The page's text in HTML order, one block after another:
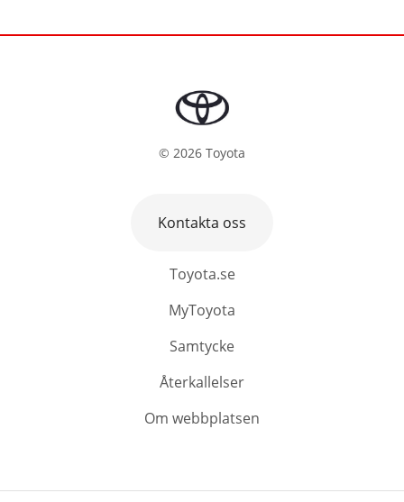
© 2026 Toyota
Toyota.se
MyToyota
Samtycke
Återkallelser
Om webbplatsen
Kontakta oss